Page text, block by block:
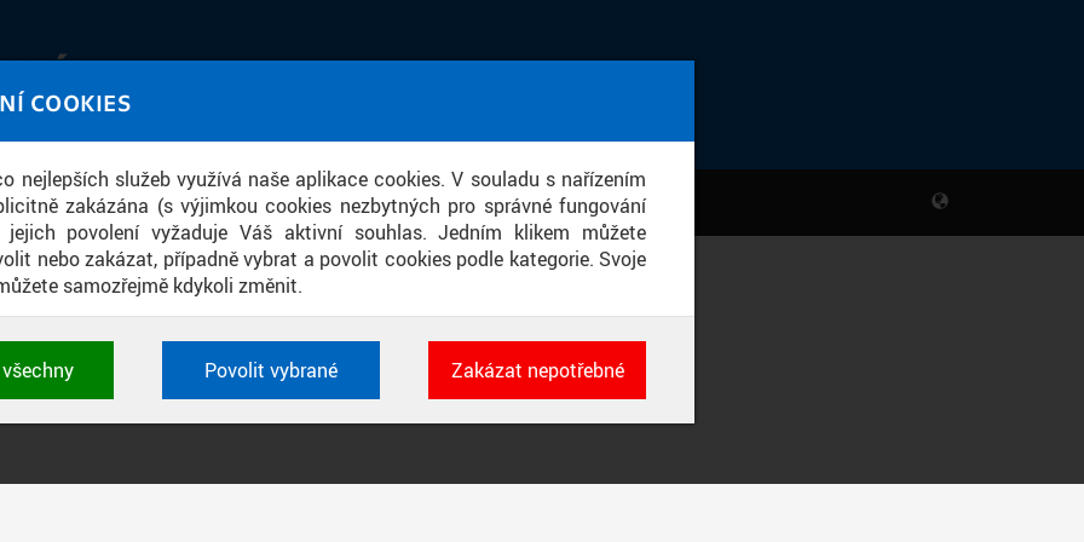
COOKIES
nejlepších služeb využívá naše aplikace cookies. V souladu s nařízením
zakázána (s výjimkou cookies nezbytných pro správné fungování
povolení vyžaduje Váš aktivní souhlas. Jedním klikem můžete
nebo zakázat, případně vybrat a povolit cookies podle kategorie. Svoje
samozřejmě kdykoli změnit.
a identifikátorů relace. Jsou nezbytné pro správné
Povolit vybrané Zakázat nepotřebné
obrazem a zvukem
PŘÍSPĚVKY PODLE FILTRU
Aktivní filtry: ŠTÍTEK: CLARA